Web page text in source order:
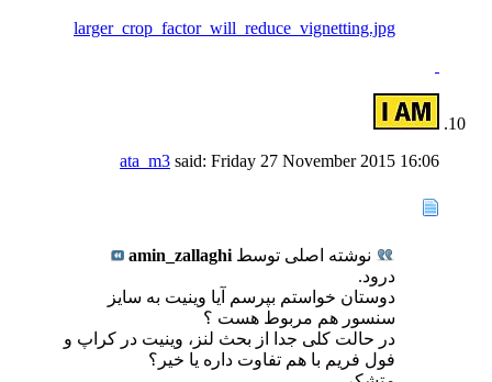
larger_crop_factor_will_reduce_vignetting.jpg
ata_m3 said: Friday 27 November 2015 16:06
نوشته اصلی توسط amin_zallaghi
درود.
دوستان خواستم بپرسم آیا وینیت به سایز
سنسور هم مربوط هست ؟
در حالت کلی جدا از بحث لنز، وینیت در کراپ و
فول فریم با هم تفاوت داره یا خیر؟